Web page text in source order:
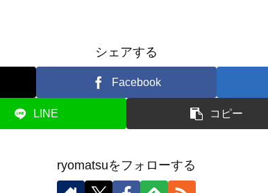
シェアする
Facebook
LINE コピー
ryomatsuをフォローする